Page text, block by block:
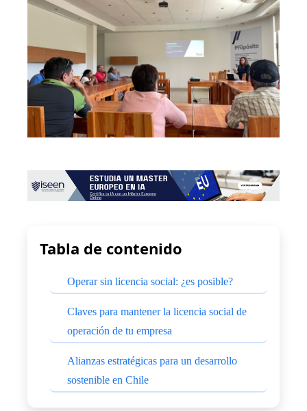
Tabla de contenido
Operar sin licencia social: ¿es posible?
Claves para mantener la licencia social de
operación de tu empresa
Alianzas estratégicas para un desarrollo
sostenible en Chile